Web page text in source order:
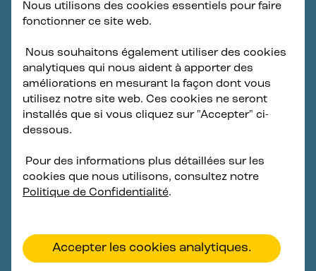
Nous utilisons des cookies essentiels pour faire
fonctionner ce site web.
Nous souhaitons également utiliser des cookies
analytiques qui nous aident à apporter des
améliorations en mesurant la façon dont vous
utilisez notre site web. Ces cookies ne seront
installés que si vous cliquez sur "Accepter" ci-
dessous.
Pour des informations plus détaillées sur les
cookies que nous utilisons, consultez notre
Politique de Confidentialité.
Accepter les cookies analytiques.
Nominal Voltage: 66 kV
Précédente Suivante
15 July 2026